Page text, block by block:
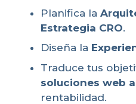
Planifica la
Estrategia CRO.
Diseña la
Traduce tus
soluciones web
rentabilidad.